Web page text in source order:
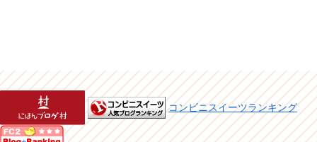
コンビニスイーツランキング